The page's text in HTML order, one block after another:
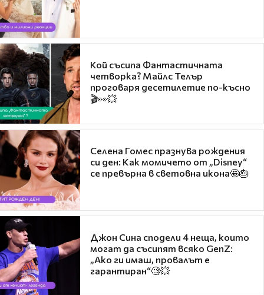
Кой съсипа Фантастичната
четворка? Майлс Телър
проговаря десетилетие по-късно
🎬👀💥
Селена Гомес празнува рождения
си ден: Как момичето от „Disney“
се превърна в световна икона🤩🎂
Джон Сина сподели 4 неща, които
могат да съсипят всяко GenZ:
„Ако ги имаш, провалът е
гарантиран“🧐💥